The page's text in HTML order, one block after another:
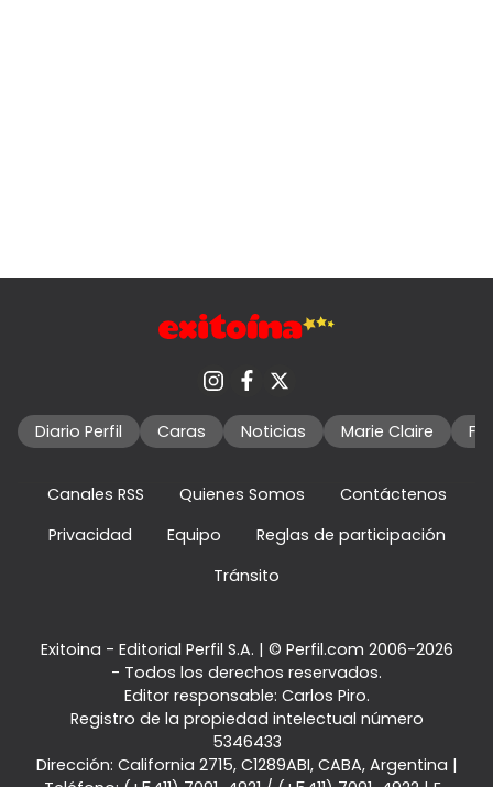
Diario Perfil Caras Noticias Marie Claire
Canales RSS Quienes Somos
Contáctenos
Privacidad
Equipo
Reglas de participación
Tránsito
Exitoina - Editorial Perfil S.A. | © Perfil.com 2006-2026
- Todos los derechos reservados.
Editor responsable: Carlos Piro.
Registro de la propiedad intelectual número
5346433
Dirección: California 2715, C1289ABI, CABA, Argentina |